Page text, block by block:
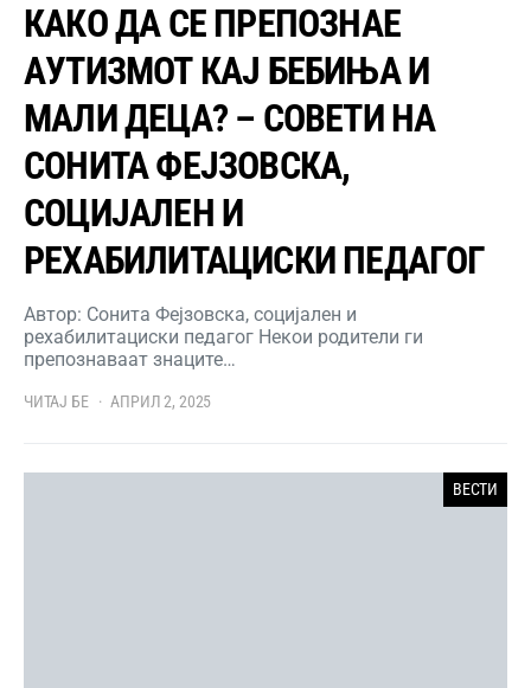
КАКО ДА СЕ ПРЕПОЗНАЕ
АУТИЗМОТ КАЈ БЕБИЊА И
МАЛИ ДЕЦА? – СОВЕТИ НА
СОНИТА ФЕЈЗОВСКА,
СОЦИЈАЛЕН И
РЕХАБИЛИТАЦИСКИ ПЕДАГОГ
Автор: Сонита Фејзовска, социјален и
рехабилитациски педагог Некои родители ги
препознаваат знаците…
ЧИТАЈ БЕ АПРИЛ 2, 2025
ВЕСТИ